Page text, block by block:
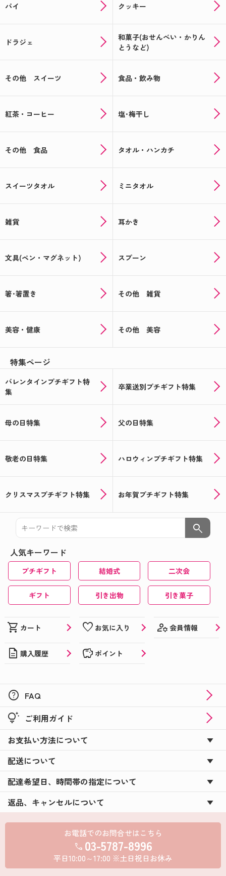
パイ クッキー
ドラジェ
和菓子(おせんべい・かりん
とうなど)
その他 スイーツ 食品・飲み物
紅茶・コーヒー 塩･梅干し
その他 食品 タオル・ハンカチ
スイーツタオル ミニタオル
雑貨 耳かき
文具(ペン・マグネット) スプーン
箸･箸置き その他 雑貨
美容・健康 その他 美容
特集ページ
バレンタインプチギフト特
集
卒業送別プチギフト特集
母の日特集 父の日特集
敬老の日特集 ハロウィンプチギフト特集
クリスマスプチギフト特集 お年賀プチギフト特集
search
人気キーワード
プチギフト 結婚式 二次会
ギフト 引き出物 引き菓子
shopping_cart カート favorite お気に入り manage_accounts 会員情報
description 購入履歴 savings ポイント
help FAQ
tips_and_updates ご利用ガイド
お支払い方法について
配送について
配達希望日、時間帯の指定について
返品、キャンセルについて
お電話でのお問合せはこちら
call 03-5787-8996
平日10:00～17:00 ※土日祝日お休み